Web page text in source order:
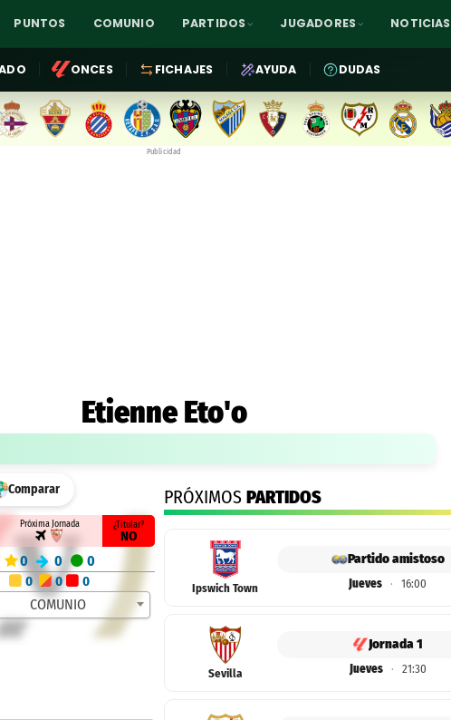
PUNTOS COMUNIO PARTIDOS JUGADORES NOTICIAS
ONCES FICHAJES AYUDA DUDAS
Publicidad
Etienne Eto'o
Comparar
Próxima Jornada ¿Titular?
NO
0 0 0
0 0 0
COMUNIO
PRÓXIMOS PARTIDOS
Ipswich Town
Partido amistoso
Jueves · 16:00
Sevilla
Jornada 1
Jueves · 21:30